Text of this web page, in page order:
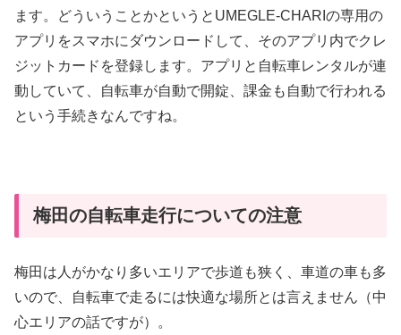
ます。どういうことかというとUMEGLE-CHARIの専用の
アプリをスマホにダウンロードして、そのアプリ内でクレ
ジットカードを登録します。アプリと自転車レンタルが連
動していて、自転車が自動で開錠、課金も自動で行われる
という手続きなんですね。
梅田の自転車走行についての注意
梅田は人がかなり多いエリアで歩道も狭く、車道の車も多
いので、自転車で走るには快適な場所とは言えません（中
心エリアの話ですが）。